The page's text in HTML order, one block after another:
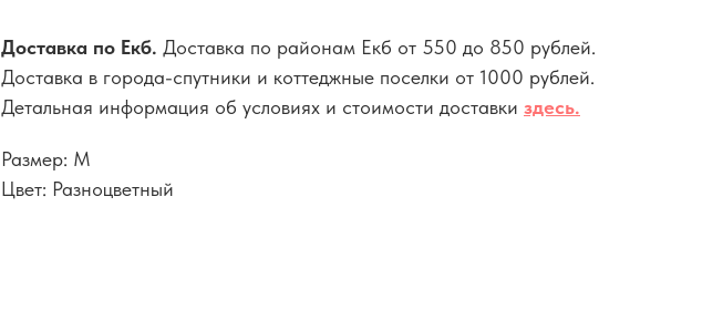
Доставка по Екб. Доставка по районам Екб от 550 до 850 рублей.
Доставка в города-спутники и коттеджные поселки от 1000 рублей.
Детальная информация об условиях и стоимости доставки здесь.
Размер: M
Цвет: Разноцветный